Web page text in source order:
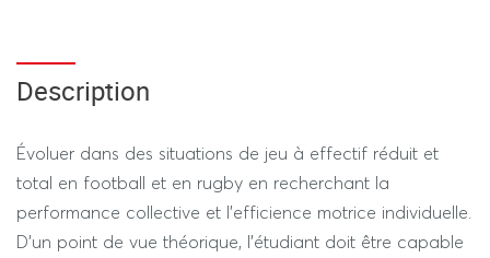
Description
Évoluer dans des situations de jeu à effectif réduit et
total en football et en rugby en recherchant la
performance collective et l’efficience motrice individuelle.
D’un point de vue théorique, l’étudiant doit être capable